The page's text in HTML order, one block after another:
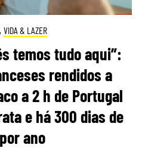
, VIDA & LAZER
temos tudo aqui”:
rendidos a
a 2 h de Portugal
e há 300 dias de
ano